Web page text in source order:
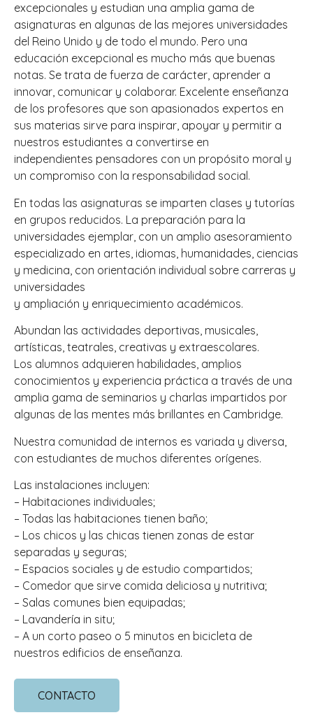
excepcionales y estudian una amplia gama de
asignaturas en algunas de las mejores universidades
del Reino Unido y de todo el mundo. Pero una
educación excepcional es mucho más que buenas
notas. Se trata de fuerza de carácter, aprender a
innovar, comunicar y colaborar. Excelente enseñanza
de los profesores que son apasionados expertos en
sus materias sirve para inspirar, apoyar y permitir a
nuestros estudiantes a convertirse en
independientes pensadores con un propósito moral y
un compromiso con la responsabilidad social.
En todas las asignaturas se imparten clases y tutorías
en grupos reducidos. La preparación para la
universidades ejemplar, con un amplio asesoramiento
especializado en artes, idiomas, humanidades, ciencias
y medicina, con orientación individual sobre carreras y
universidades
y ampliación y enriquecimiento académicos.
Abundan las actividades deportivas, musicales,
artísticas, teatrales, creativas y extraescolares.
Los alumnos adquieren habilidades, amplios
conocimientos y experiencia práctica a través de una
amplia gama de seminarios y charlas impartidos por
algunas de las mentes más brillantes en Cambridge.
Nuestra comunidad de internos es variada y diversa,
con estudiantes de muchos diferentes orígenes.
Las instalaciones incluyen:
– Habitaciones individuales;
– Todas las habitaciones tienen baño;
– Los chicos y las chicas tienen zonas de estar
separadas y seguras;
– Espacios sociales y de estudio compartidos;
– Comedor que sirve comida deliciosa y nutritiva;
– Salas comunes bien equipadas;
– Lavandería in situ;
– A un corto paseo o 5 minutos en bicicleta de
nuestros edificios de enseñanza.
CONTACTO